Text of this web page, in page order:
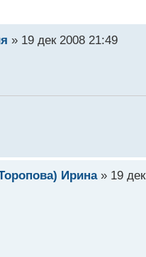
» 19 дек 2008 21:49
Ирина» 19